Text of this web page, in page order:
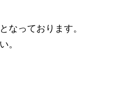
なっております。
。